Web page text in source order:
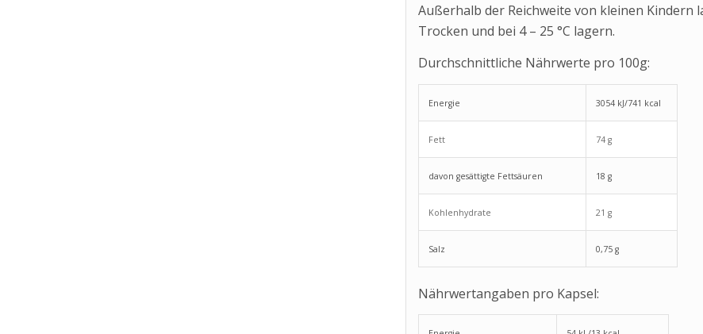
Außerhalb der Reichweite von kleinen Kindern
Trocken und bei 4 – 25 °C lagern.
Durchschnittliche Nährwerte pro 100g:
Energie 3054 kJ/741 kcal
Fett 74 g
davon gesättigte Fettsäuren 18 g
Kohlenhydrate 21 g
Salz 0,75 g
Nährwertangaben pro Kapsel: